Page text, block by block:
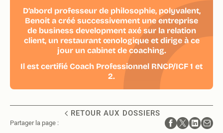
D’abord professeur de philosophie, polyvalent,
Benoit a créé successivement une entreprise
de business development axé sur la relation
client, un restaurant œnologique et dirige à ce
jour un cabinet de coaching.
Il est certifié Coach Professionnel RNCP/ICF 1 et
2.
RETOUR AUX DOSSIERS
Partager la page :